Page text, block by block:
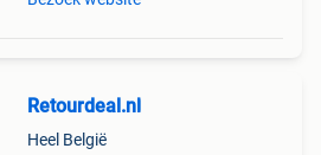
Retourdeal.nl
Heel België